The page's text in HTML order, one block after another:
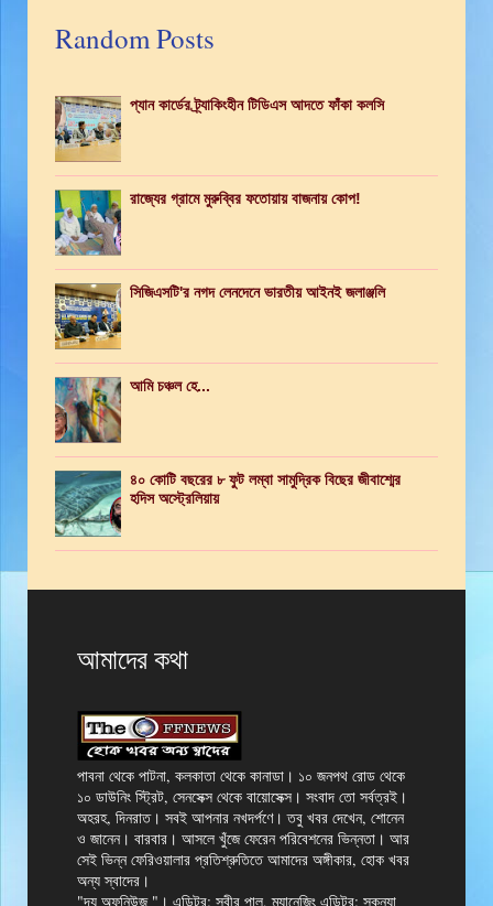
Random Posts
প্যান কার্ডের ট্র্যাকিংহীন টিডিএস আদতে ফাঁকা কলসি
রাজ্যের গ্রামে মুরুব্বির ফতোয়ায় বাজনায় কোপ!
সিজিএসটি'র নগদ লেনদেনে ভারতীয় আইনই জলাঞ্জলি
আমি চঞ্চল হে...
৪০ কোটি বছরের ৮ ফুট লম্বা সামুদ্রিক বিছের জীবাশ্মের
হদিস অস্ট্রেলিয়ায়
আমাদের কথা
পাবনা থেকে পাটনা, কলকাতা থেকে কানাডা। ১০ জনপথ রোড থেকে
১০ ডাউনিং স্ট্রিট, সেনসেক্স থেকে বায়োসেক্স। সংবাদ তো সর্বত্রই।
অহরহ, দিনরাত। সবই আপনার নখদর্পণে। তবু খবর দেখেন, শোনেন
ও জানেন। বারবার। আসলে খুঁজে ফেরেন পরিবেশনের ভিন্নতা। আর
সেই ভিন্ন ফেরিওয়ালার প্রতিশ্রুতিতে আমাদের অঙ্গীকার, হোক খবর
অন্য স্বাদের।
"দ্য অফনিউজ "। এডিটর: সুবীর পাল, ম্যানেজিং এডিটর: সুকন্যা